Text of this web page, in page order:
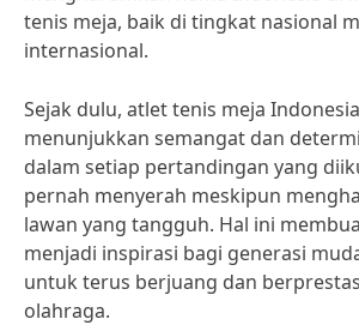
tenis meja, baik di tingkat nasional
internasional.
Sejak dulu, atlet tenis meja
menunjukkan semangat dan
dalam setiap pertandingan yang
pernah menyerah meskipun
lawan yang tangguh. Hal ini
menjadi inspirasi bagi generasi
untuk terus berjuang dan
olahraga.